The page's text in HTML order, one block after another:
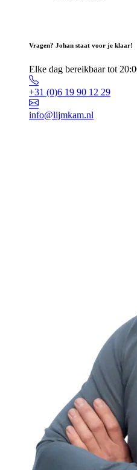
Vragen? Johan staat voor je klaar!
Elke dag bereikbaar tot
+31 (0)6 19 90 12 29
info@lijmkam.nl